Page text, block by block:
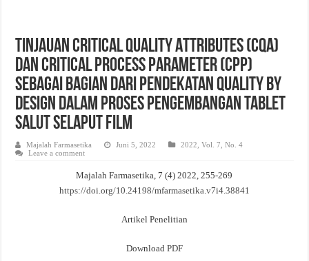
Tinjauan Critical Quality Attributes (CQA)
Dan Critical Process Parameter (CPP)
Sebagai Bagian Dari Pendekatan Quality By
Design Dalam Proses Pengembangan Tablet
Salut Selaput Film
Majalah Farmasetika Juni 5, 2022 2022 ,Vol. 7, No. 4
Leave a comment
Majalah Farmasetika, 7 (4) 2022, 255-269
https://doi.org/10.24198/mfarmasetika.v7i4.38841
Artikel Penelitian
Download PDF